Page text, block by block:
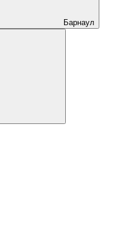
Барнаул